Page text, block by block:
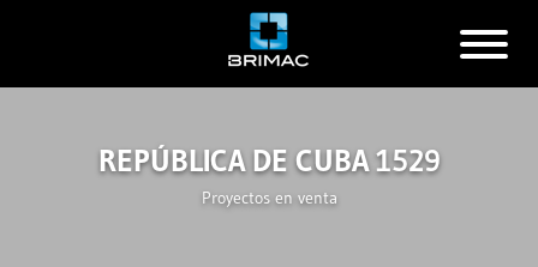
REPÚBLICA DE CUBA 1529
Proyectos en venta